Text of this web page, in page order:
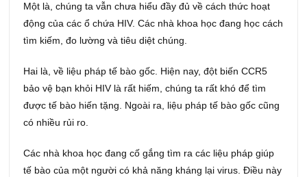
Một là, chúng ta vẫn chưa hiểu đầy đủ về cách thức hoạt
động của các ổ chứa HIV. Các nhà khoa học đang học cách
tìm kiếm, đo lường và tiêu diệt chúng.
Hai là, về liệu pháp tế bào gốc. Hiện nay, đột biến CCR5
bảo vệ bạn khỏi HIV là rất hiếm, chúng ta rất khó để tìm
được tế bào hiến tặng. Ngoài ra, liệu pháp tế bào gốc cũng
có nhiều rủi ro.
Các nhà khoa học đang cố gắng tìm ra các liệu pháp giúp
tế bào của một người có khả năng kháng lại virus. Điều này